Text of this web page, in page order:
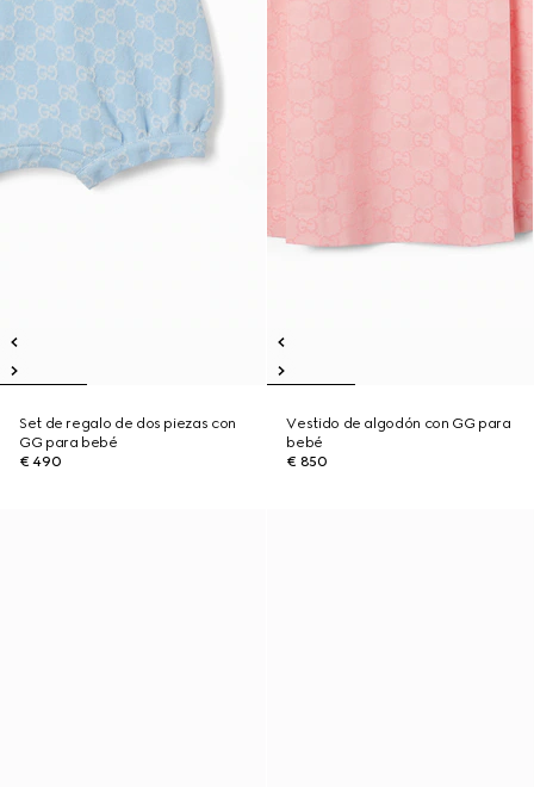
Set de regalo de dos piezas con
GG para bebé
€ 490
Vestido de algodón con GG para
bebé
€ 850